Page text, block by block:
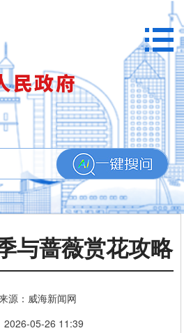
与蔷薇赏花攻略
源：威海新闻网
2026-05-26 11:39